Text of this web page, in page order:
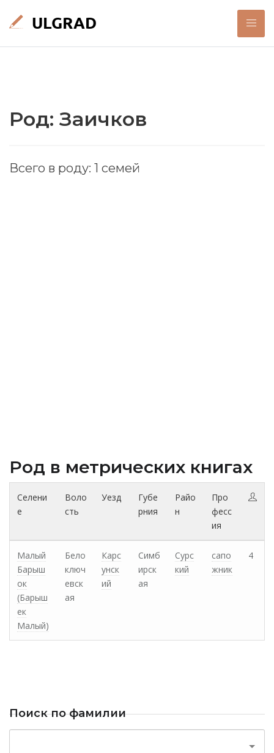
Род: Заичков
Всего в роду: 1 семей
Род в метрических книгах
Селени
е
Воло
сть
Уезд
Губе
рния
Райо
н
Про
фесс
ия
Малый
Барыш
ок
(Барыш
ек
Малый)
Бело
ключ
евск
ая
Карс
унск
ий
Симб
ирск
ая
Сурс
кий
сапо
жник
4
Поиск по фамилии